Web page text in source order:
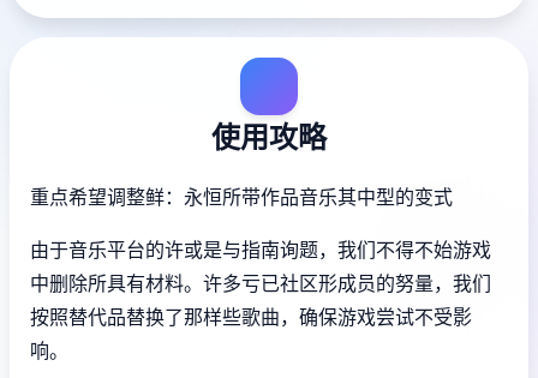
使用攻略
重点希望调整鲜：永恒所带作品音乐其中型的变式
由于音乐平台的许或是与指南询题，我们不得不始游戏
中删除所具有材料。许多亏已社区形成员的努量，我们
按照替代品替换了那样些歌曲，确保游戏尝试不受影
响。